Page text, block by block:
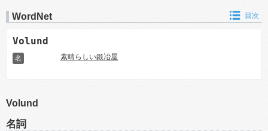
WordNet 目次
Volund
名 素晴らしい鍛冶屋
Volund
名詞